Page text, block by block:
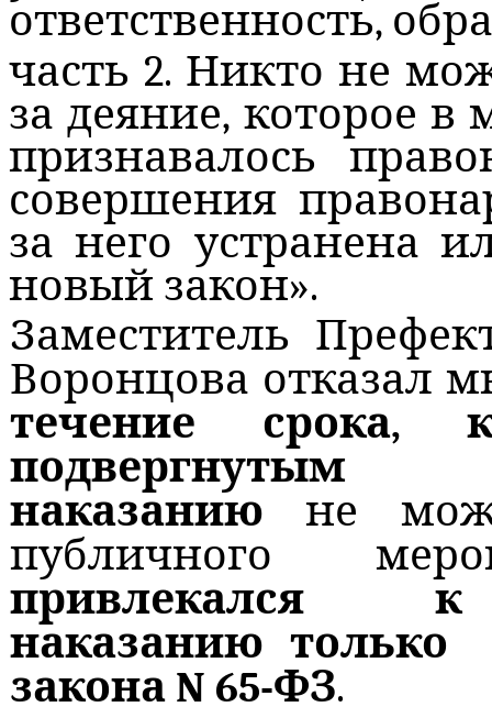
ответственность,
часть 2. Никто не
за деяние, которое
признавалось
совершения
за него устранена
новый закон».
Заместитель
Воронцова отказал
течение срока,
подвергнутым
наказанию не
публичного
привлекался к
наказанию только
закона N 65-ФЗ.